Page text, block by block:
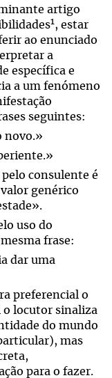
artigo
1 , estar
ao enunciado
a
específica e
a um fenómeno
seguintes:
novo.»
consulente é
genérico
uso do
frase:
dar uma
preferencial o
o locutor sinaliza
do mundo
mas
para o fazer.